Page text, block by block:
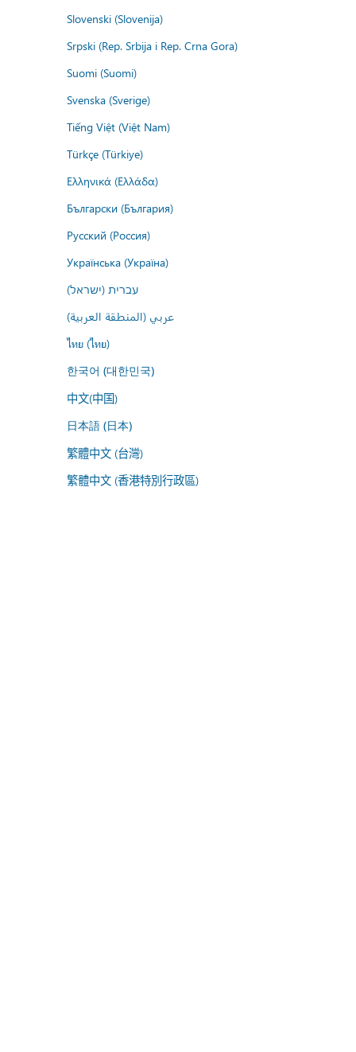
Slovenski (Slovenija)
Srpski (Rep. Srbija i Rep. Crna Gora)
Suomi (Suomi)
Svenska (Sverige)
Tiếng Việt (Việt Nam)
Türkçe (Türkiye)
Ελληνικά (Ελλάδα)
Български (България)
Русский (Россия)
Українська (Україна)
עברית (ישראל)
عربي (المنطقة العربية)
ไทย (ไทย)
한국어 (대한민국)
中文(中国)
日本語 (日本)
繁體中文 (台灣)
繁體中文 (香港特別行政區)